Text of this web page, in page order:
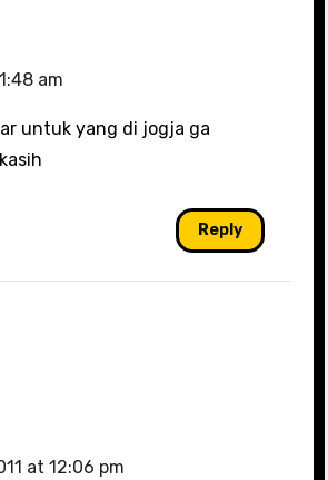
am
untuk yang di jogja ga
Reply
at 12:06 pm